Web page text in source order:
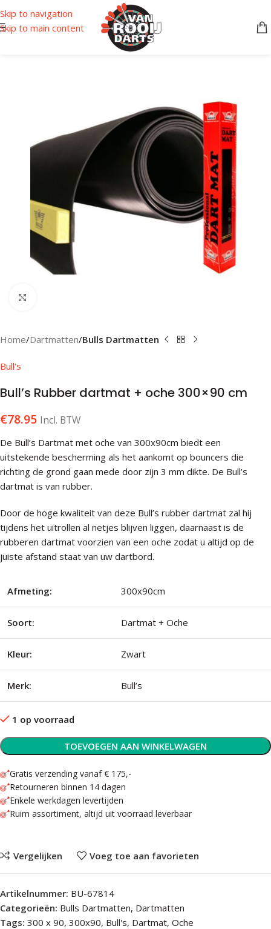
Skip to navigation
Skip to main content
Home Dartmatten Bulls Dartmatten
Bull's
Bull’s Rubber dartmat + oche 300×90 cm
€78.95 Incl. BTW
De Bull’s Dartmat met oche van 300x90cm biedt een
uitstekende bescherming als het aankomt op bouncers die
richting de grond gaan mede door zijn 3 mm dikte. De Bull’s
dartmat is van rubber.
Door de hoge kwaliteit van deze Bull’s rubber dartmat zal hij
tijdens het uitrollen al netjes blijven liggen, daarnaast is de
rubberen dartmat voorzien van een oche zodat u altijd op de
juiste afstand staat van uw dartbord.
Afmeting: 300x90cm
Soort: Dartmat + Oche
Kleur: Zwart
Merk: Bull’s
1 op voorraad
TOEVOEGEN AAN WINKELWAGEN
Gratis verzending vanaf € 175,-
Retourneren binnen 14 dagen
Enkele werkdagen levertijden
Ruim assortiment, altijd uit voorraad leverbaar
Vergelijken Voeg toe aan favorieten
Artikelnummer: BU-67814
Categorieën: Bulls Dartmatten, Dartmatten
Tags: 300 x 90, 300x90, Bull's, Dartmat, Oche